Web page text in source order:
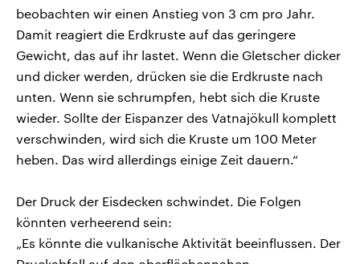
beobachten wir einen Anstieg von 3 cm pro Jahr.
Damit reagiert die Erdkruste auf das geringere
Gewicht, das auf ihr lastet. Wenn die Gletscher dicker
und dicker werden, drücken sie die Erdkruste nach
unten. Wenn sie schrumpfen, hebt sich die Kruste
wieder. Sollte der Eispanzer des Vatnajökull komplett
verschwinden, wird sich die Kruste um 100 Meter
heben. Das wird allerdings einige Zeit dauern.“
Der Druck der Eisdecken schwindet. Die Folgen
könnten verheerend sein:
„Es könnte die vulkanische Aktivität beeinflussen. Der